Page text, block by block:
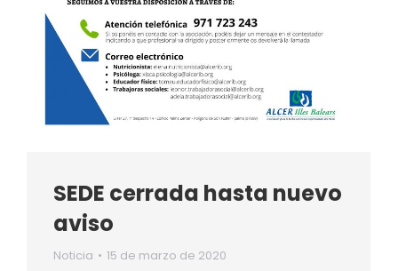
SEDE cerrada hasta nuevo
aviso
Noticia 15 de marzo de 2020